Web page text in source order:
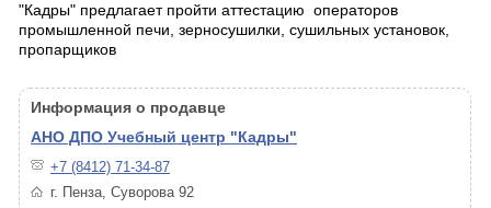
"Кадры" предлагает пройти аттестацию операторов
промышленной печи, зерносушилки, сушильных установок,
пропарщиков
Информация о продавце
АНО ДПО Учебный центр "Кадры"
+7 (8412) 71-34-87
г. Пенза, Суворова 92